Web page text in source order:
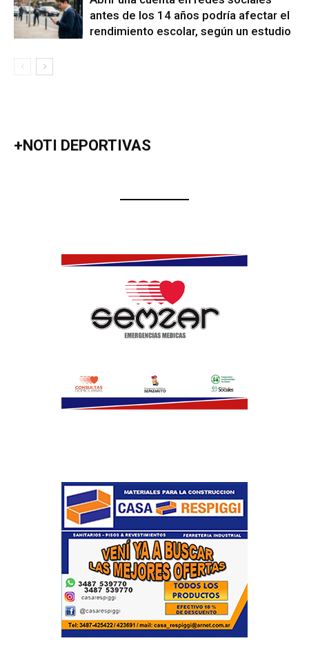
antes de los 14 años podría afectar el
rendimiento escolar, según un estudio
+NOTI DEPORTIVAS